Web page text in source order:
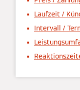
Laufzeit /
Intervall /